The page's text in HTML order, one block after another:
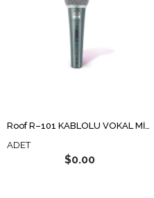
ADET
$0.00